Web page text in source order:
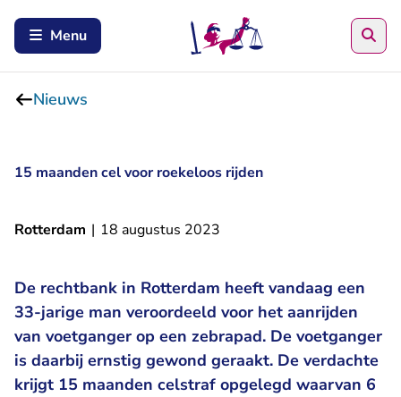
Menu
Nieuws
15 maanden cel voor roekeloos rijden
Rotterdam | 18 augustus 2023
De rechtbank in Rotterdam heeft vandaag een
33-jarige man veroordeeld voor het aanrijden
van voetganger op een zebrapad. De voetganger
is daarbij ernstig gewond geraakt. De verdachte
krijgt 15 maanden celstraf opgelegd waarvan 6